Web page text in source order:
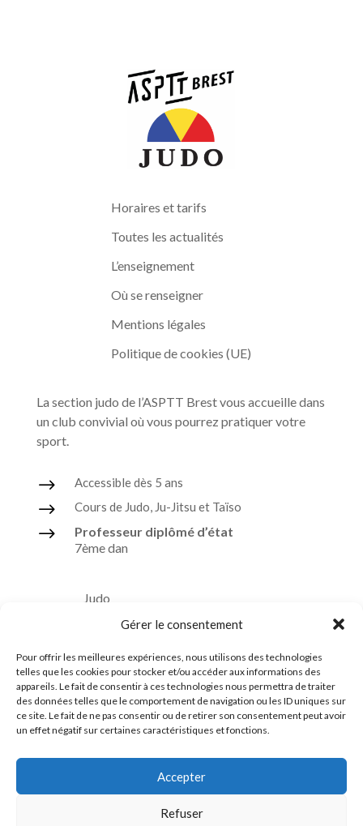
Gérer le consentement
Pour offrir les meilleures expériences, nous utilisons des technologies
telles que les cookies pour stocker et/ou accéder aux informations des
appareils. Le fait de consentir à ces technologies nous permettra de traiter
des données telles que le comportement de navigation ou les ID uniques sur
ce site. Le fait de ne pas consentir ou de retirer son consentement peut avoir
un effet négatif sur certaines caractéristiques et fonctions.
Accepter
Refuser
Horaires et tarifs
Toutes les actualités
L’enseignement
Où se renseigner
Mentions légales
Politique de cookies (UE)
La section judo de l’ASPTT Brest vous accueille dans
un club convivial où vous pourrez pratiquer votre
sport.
$ Accessible dès 5 ans
$ Cours de Judo, Ju-Jitsu et Taïso
$
Professeur diplômé d’état
7ème dan
Judo
Ju-Jitsu
Taïso ou Gymnastique douce
Ceintures noires formées à l’ASPTT
Comité du Finistère de Judo